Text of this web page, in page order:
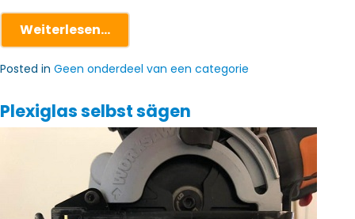
Weiterlesen…
Posted in Geen onderdeel van een categorie
Plexiglas selbst sägen